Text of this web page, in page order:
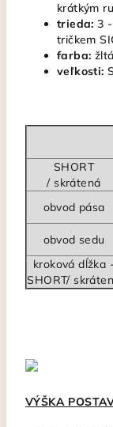
krátkým
trieda: 3
tričkem
farba:
veľkosti:
SHORT
/ skrátená
obvod pása
obvod sedu
kroková dĺžka -
SHORT/
VÝŠKA